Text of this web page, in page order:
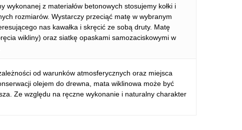
wykonanej z materiałów betonowych stosujemy kołki i
rozmiarów. Wystarczy przeciąć matę w wybranym
nas kawałka i skręcić ze sobą druty. Matę
wikliny) oraz siatkę opaskami samozaciskowymi w
od warunków atmosferycznych oraz miejsca
olejem do drewna, mata wiklinowa może być
Ze względu na ręczne wykonanie i naturalny charakter